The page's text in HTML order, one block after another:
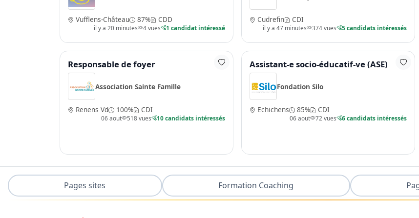
Vufflens-Château 87% CDD
il y a 20 minutes 4 vues 1 candidat intéressé
Cudrefin CDI
il y a 47 minutes 374 vues 5 candidats intéressés
Responsable de foyer
Association Sainte Famille
Renens Vd 100% CDI
06 aout 518 vues 10 candidats intéressés
Assistant-e socio-éducatif-ve (ASE)
Fondation Silo
Echichens 85% CDI
06 aout 72 vues 6 candidats intéressés
Pages sites Formation Coaching